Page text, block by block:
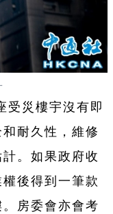
受災樓宇沒有即
耐久性，維修
。如果政府收
後得到一筆款
房委會亦會考